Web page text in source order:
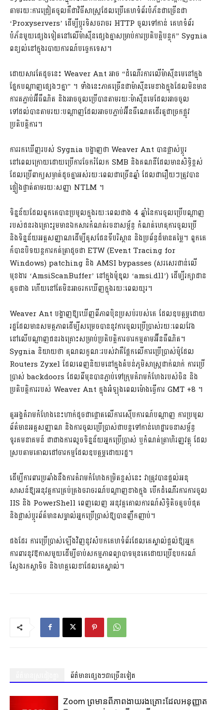
តាមរយៈការជ្រៀតចូលគឺជាវិធីសាស្រ្តដែលប្រើគេហទំព័របំភ័នជាច្រើនជា
‘Proxyservers’ ដើម្បីប្តូរទិសចរាចរ HTTP ចូលទៅកាន់ គេហទំព័រ
បំភ័នមួយផ្សេងទៀតនៅលើម៉ាស៊ីនផ្សេងគ្នាសម្រាប់ការប្រតិបត្តិបន្ទុក” Sygnia
ពន្យល់នៅក្នុងរបាយការណ៍បច្ចេកទេស។
ដោយសារតែដូចនេះ Weaver Ant អាច “ដំណើរការលើម៉ាស៊ីនមេនៅក្នុង
ផ្នែកបណ្តាញផ្សេងៗគ្នា” ។ ទាំងនេះភាគច្រើនជាម៉ាស៊ីនមេខាងក្នុងដែលមិនមាន
ការតភ្ជាប់អ៊ីធឺណិត និងអាចចូលប្រើបានតាមរយៈម៉ាស៊ីនមេដែលអាចចូល
ទៅដល់បានតាមរយៈបណ្តាញដែលអាចបភ្ជាប់អ៊ីនធឺណេតដើរតួជាច្រកផ្លូវ
ប្រតិបត្តិការ។
ការរកឃើញរបស់ Sygnia បង្ហាញថា Weaver Ant បានផ្លាស់ប្តូរ
នៅពេលក្រោយដោយប្រើការចែករំលែក SMB និងគណនីដែលមានសិទ្ធិខ្ពស់
ដែលប្រើពាក្យសម្ងាត់ដូចគ្នាអស់រយៈពេលជាច្រើនឆ្នាំ ដែលជារឿយៗត្រូវបាន
ផ្ទៀងផ្ទាត់តាមរយៈសញ្ញា NTLM ។
ទិន្នន័យដែលពួកគេបានប្រមូលក្នុងរយៈពេលជាង 4 ឆ្នាំនៃការចូលប្រើបណ្តាញ
របស់ជនរងគ្រោះរួមមានឯកសារកំណត់រចនាសម្ព័ន្ធ កំណត់ហេតុការចូលប្រើ
និងទិន្នន័យអត្តសញ្ញាណដើម្បីគូសផែនទីបរិស្ថាន និងប្រព័ន្ធដ៏មានតម្លៃ។ ពួកគេ
ក៏បានបិទយន្តការកត់ត្រាដូចជា ETW (Event Tracing for
Windows) patching និង AMSI bypasses (សរសេរជាន់លើ
មុខងារ ‘AmsiScanBuffer’ នៅក្នុងម៉ូឌុល ‘amsi.dll’) ដើម្បីរក្សាដាន
តូចជាង ហើយនៅតែមិនអាចរកឃើញក្នុងរយៈពេលយូរ។
Weaver Ant បង្ហាញឱ្យឃើញពីភាពប៉ិនប្រសប់របស់គេ ដែលឧបត្ថម្ភដោយ
រដ្ឋដែលមានសមត្ថភាពដើម្បីសម្រេចបាននូវការចូលប្រើប្រាស់រយៈពេលវែង
នៅលើបណ្តាញជនរងគ្រោះសម្រាប់ប្រតិបត្តិការចារកម្មតាមអ៊ីនធឺណិត។
Sygnia និយាយថា គុណលក្ខណៈរបស់វាគឺផ្អែកលើការប្រើប្រាស់ម៉ូដែល
Routers Zyxel ដែលពេញនិយមនៅក្នុងតំបន់ភូមិសាស្រ្តជាក់លាក់ ការប្រើ
ប្រាស់ backdoors ដែលពីមុនបានភ្ជាប់ទៅក្រុមគំរាមកំហែងរបស់ចិន និង
ប្រតិបត្តិការរបស់ Weaver Ant ក្នុងអំឡុងពេលម៉ោងធ្វើការ GMT +8 ។
តួអង្គគំរាមកំហែងនេះហាក់ដូចជាផ្តោតលើការស៊ើបការណ៍បណ្តាញ ការប្រមូល
ព័ត៌មានអត្តសញ្ញាណ និងការចូលប្រើប្រាស់ជាបន្តទៅកាន់ហេដ្ឋារចនាសម្ព័ន្ធ
ទូរគមនាគមន៍ ជាជាងការលួចទិន្នន័យអ្នកប្រើប្រាស់ ឬកំណត់ត្រាហិរញ្ញវត្ថុ ដែល
ស្របតាមគោលដៅចារកម្មដែលឧបត្ថម្ភដោយរដ្ឋ។
ដើម្បីការពារប្រឆាំងនឹងការគំរាមកំហែងកម្រិតខ្ពស់នេះ វាត្រូវបានផ្ដល់អនុ
សាសន៍ឱ្យអនុវត្តការគ្រប់គ្រងចរាចរណ៍បណ្តាញខាងក្នុង បើកដំណើរការការចូល
IIS និង PowerShell ពេញលេញ អនុវត្តគោលការណ៍សិទ្ធិតិចតួចបំផុត
និងផ្លាស់ប្តូរព័ត៌មានសម្គាល់អ្នកប្រើប្រាស់ឱ្យបានញឹកញាប់។
ផងដែរ ការប្រើប្រាស់ឡើងវិញនូវសំបកគេហទំព័រដែលគេស្គាល់ផ្តល់ឱ្យអ្នក
ការពារនូវឱកាសមួយដើម្បីចាប់សកម្មភាពព្យាបាទមុនគេដោយប្រើឧបករណ៍
ស្វែងរកស្តាទិច និងហត្ថលេខាដែលគេស្គាល់។
ព័ត៌មានផ្សេងៗជាច្រើនទៀត
Zoom ព្រមានពីភាពងាយរងគ្រោះដែលអនុញ្ញាត